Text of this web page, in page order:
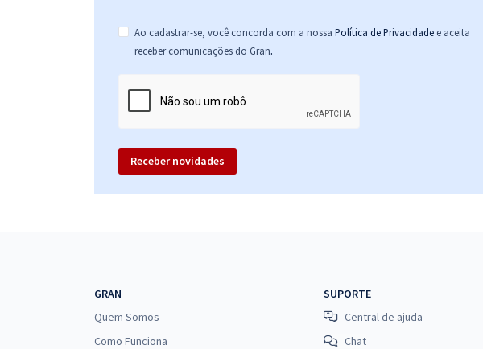
Ao cadastrar-se, você concorda com a nossa Política de Privacidade e aceita
receber comunicações do Gran.
Receber novidades
GRAN
Quem Somos
Como Funciona
SUPORTE
Central de ajuda
Chat